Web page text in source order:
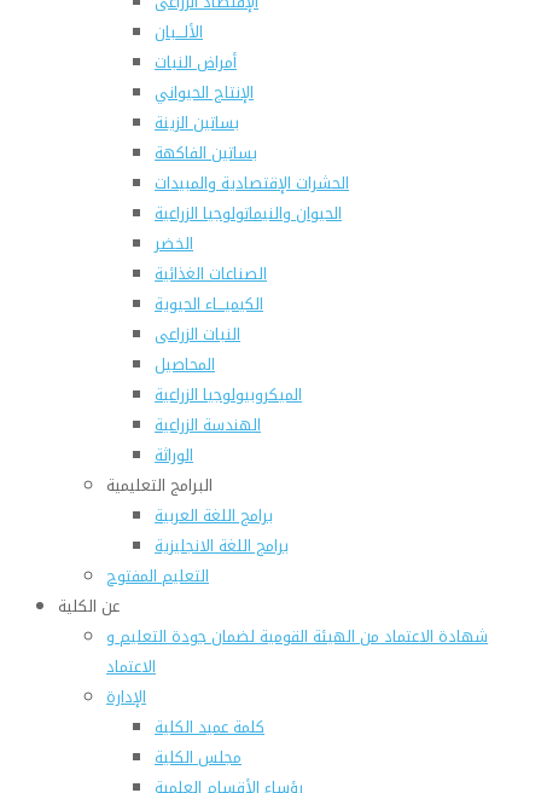
الألـــبان
أمراض النبات
الإنتاج الحيواني
بساتين الزينة
بساتين الفاكهة
الحشرات الإقتصادية والمبيدات
الحيوان والنيماتولوجيا الزراعية
الخضر
الصناعات الغذائية
الكيميـــاء الحيوية
النبات الزراعى
المحاصيل
الميكروبيولوجيا الزراعية
الهندسة الزراعية
الوراثة
البرامج التعليمية
برامج اللغة العربية
برامج اللغة الانجليزية
التعليم المفتوح
عن الكلية
شهادة الاعتماد من الهيئة القومية لضمان جودة التعليم و
الاعتماد
الإدارة
كلمة عميد الكلية
مجلس الكلية